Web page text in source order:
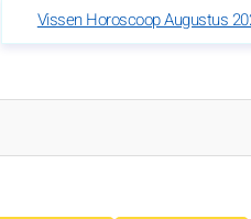
Vissen Horoscoop Augustus